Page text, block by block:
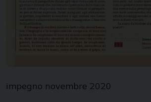
impegno novembre 2020